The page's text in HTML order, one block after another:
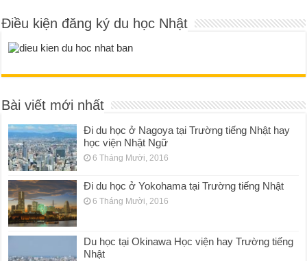
Điều kiện đăng ký du học Nhật
Bài viết mới nhất
Đi du học ở Nagoya tại Trường tiếng Nhật hay
học viện Nhật Ngữ
6 Tháng Mười, 2016
Đi du học ở Yokohama tại Trường tiếng Nhật
6 Tháng Mười, 2016
Du học tại Okinawa Học viện hay Trường tiếng
Nhật